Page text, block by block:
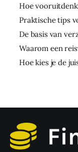
Hoe
Praktische tips
De basis van
Waarom een
Hoe kies je de